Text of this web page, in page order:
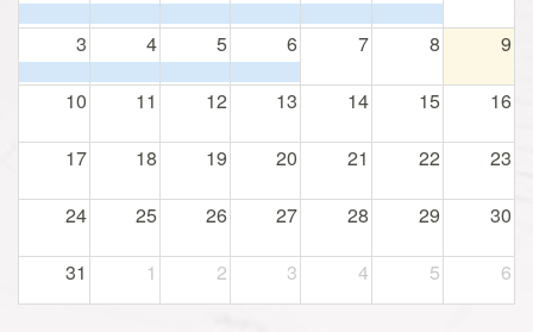
3 4 5 6 7 8 9
10 11 12 13 14 15 16
17 18 19 20 21 22 23
24 25 26 27 28 29 30
31 1 2 3 4 5 6